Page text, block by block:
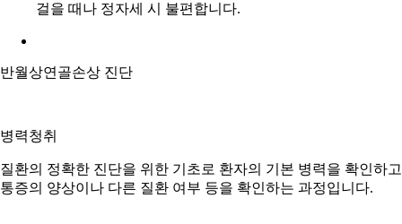
걸을 때나 정자세 시 불편합니다.
반월상연골손상 진단
병력청취
질환의 정확한 진단을 위한 기초로 환자의 기본 병력을 확인하고
통증의 양상이나 다른 질환 여부 등을 확인하는 과정입니다.